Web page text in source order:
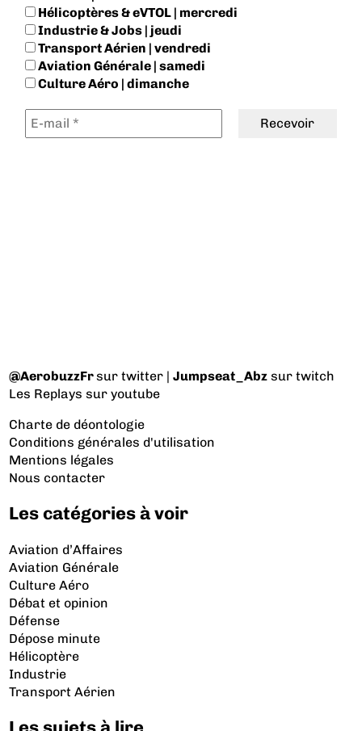
Hélicoptères & eVTOL | mercredi
Industrie & Jobs | jeudi
Transport Aérien | vendredi
Aviation Générale | samedi
Culture Aéro | dimanche
@AerobuzzFrsur twitter |Jumpseat_Abz sur twitch
Les Replays sur youtube
Charte de déontologie
Conditions générales d'utilisation
Mentions légales
Nous contacter
Les catégories à voir
Aviation d’Affaires
Aviation Générale
Culture Aéro
Débat et opinion
Défense
Dépose minute
Hélicoptère
Industrie
Transport Aérien